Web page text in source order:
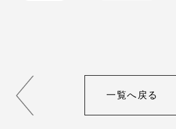
一覧へ戻る